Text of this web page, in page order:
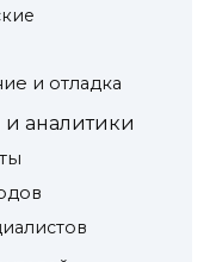
и отладка
и аналитики